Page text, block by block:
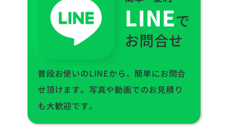
LINEで
お問合せ
普段お使いのLINEから、簡単にお問合
せ頂けます。写真や動画でのお見積り
も大歓迎です。